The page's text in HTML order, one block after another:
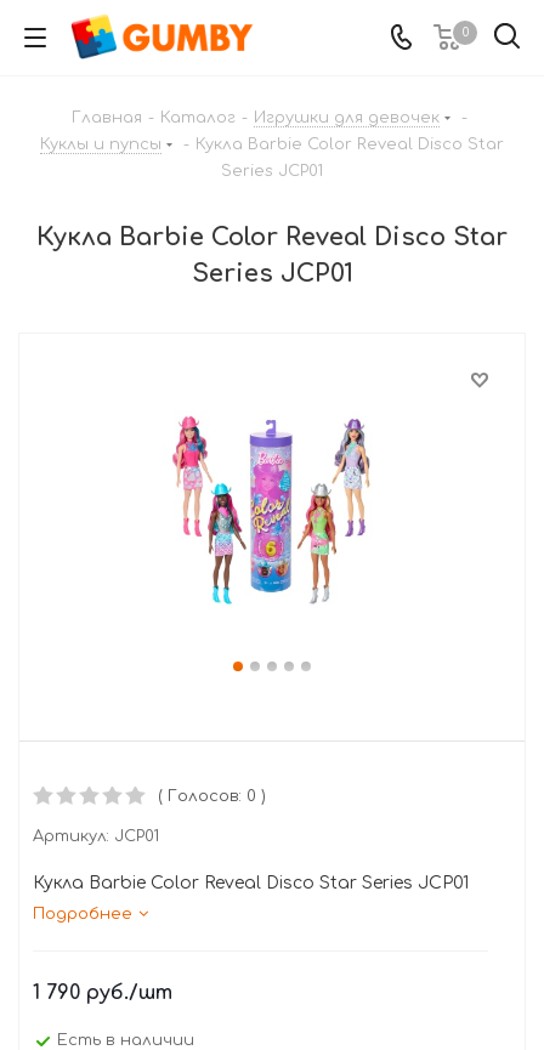
0
Главная - Каталог - Игрушки для девочек
-
Куклы и пупсы
- Кукла Barbie Color Reveal Disco Star
Series JCP01
Кукла Barbie Color Reveal Disco Star
Series JCP01
( Голосов: 0 )
Артикул: JCP01
Кукла Barbie Color Reveal Disco Star Series JCP01
Подробнее
1 790 руб./шт
Есть в наличии